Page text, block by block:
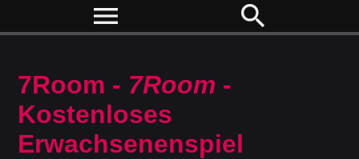
menu search
7Room - 7Room -
Kostenloses
Erwachsenenspiel